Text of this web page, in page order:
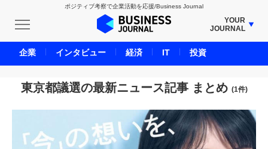
ポジティブ考察で企業活動を応援/Business Journal
YOUR
JOURNAL
BUSINESS JOURNAL
UNICORN JOURNAL
CARBON CREDITS JOURNAL
ENERGY MANAGEMENT JOURNAL
INBOUND JOURNAL
東京都議選の最新ニュース記事 まとめ (1件)
企業 インタビュー 経済 IT 投資